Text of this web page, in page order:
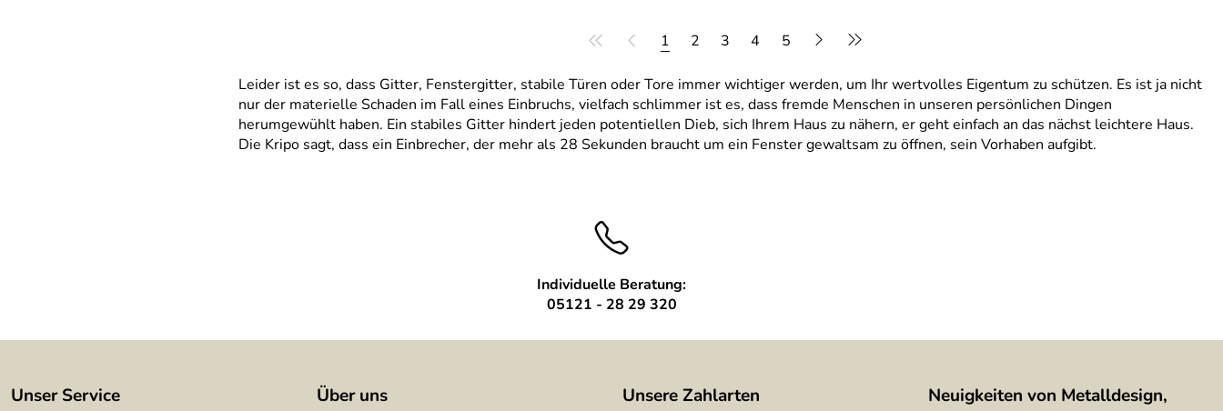
1 2 3 4 5
Leider ist es so, dass Gitter, Fenstergitter, stabile Türen oder Tore immer wichtiger werden, um Ihr wertvolles Eigentum zu schützen. Es ist ja nicht
nur der materielle Schaden im Fall eines Einbruchs, vielfach schlimmer ist es, dass fremde Menschen in unseren persönlichen Dingen
herumgewühlt haben. Ein stabiles Gitter hindert jeden potentiellen Dieb, sich Ihrem Haus zu nähern, er geht einfach an das nächst leichtere Haus.
Die Kripo sagt, dass ein Einbrecher, der mehr als 28 Sekunden braucht um ein Fenster gewaltsam zu öffnen, sein Vorhaben aufgibt.
Individuelle Beratung:
05121 - 28 29 320
Unser Service Über uns Unsere Zahlarten
Neuigkeiten von Metalldesign,